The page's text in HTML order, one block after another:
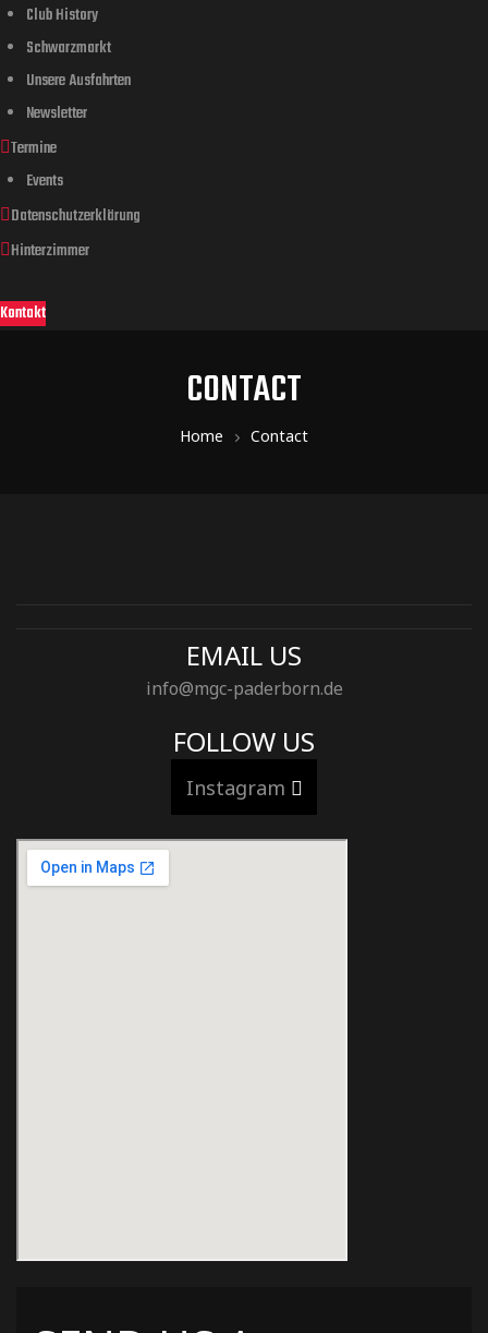
Club History
Schwarzmarkt
Unsere Ausfahrten
Newsletter
Termine
Events
Datenschutzerklärung
Hinterzimmer
Kontakt
CONTACT
Home Contact
EMAIL US
info@mgc-paderborn.de
FOLLOW US
Instagram